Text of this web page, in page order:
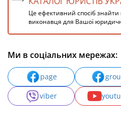
Це ефективний спосіб знайти
виконавця для Вашої
Ми в соціальних мережах:
page
viber